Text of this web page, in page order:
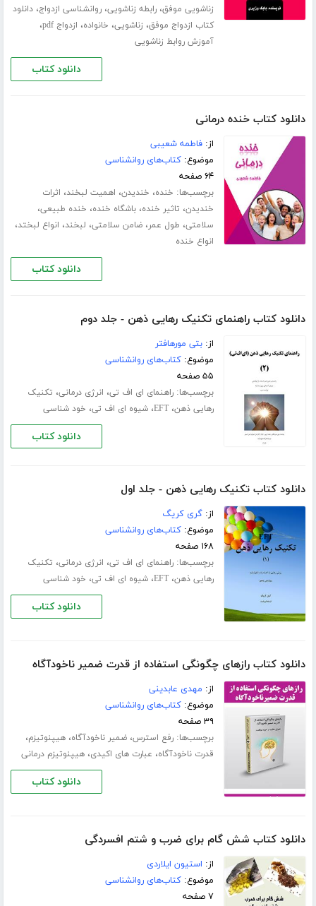
زناشویی موفق،رابطه زناشویی،روانشناسی ازدواج،دانلود
کتاب ازدواج موفق، زناشویی، خانواده، ازدواج pdf ،
آموزش روابط زناشویی
دانلود کتاب
دانلود کتاب خنده درمانی
از:فاطمه شعیبی
موضوع:کتاب‌های روانشناسی
۶۴ صفحه
برچسب‌ها: خنده، خندیدن، اهمیت لبخند، اثرات
خندیدن، تاثیر خنده،باشگاه خنده، خنده طبیعی،
سلامتی، طول عمر،ضامن سلامتی، لبخند، انواع لبختد،
انواع خنده
دانلود کتاب
دانلود کتاب راهنمای تکنیک رهایی ذهن - جلد دوم
از:بتی مورهافتر
موضوع:کتاب‌های روانشناسی
۵۵ صفحه
برچسب‌ها:راهنمای ای اف تی، انرژی درمانی، تکنیک
رهایی ذهن،EFT،شیوه ای اف تی، خود شناسی
دانلود کتاب
دانلود کتاب تکنیک رهایی ذهن - جلد اول
از:گری کریگ
موضوع:کتاب‌های روانشناسی
۱۶۸ صفحه
برچسب‌ها:راهنمای ای اف تی، انرژی درمانی، تکنیک
رهایی ذهن،EFT،شیوه ای اف تی، خود شناسی
دانلود کتاب
دانلود کتاب رازهای چگونگی استفاده از قدرت ضمیر ناخودآگاه
از: مهدی عابدینی
موضوع:کتاب‌های روانشناسی
۳۹ صفحه
برچسب‌ها:رفع استرس،ضمیر ناخودآگاه،هیپنوتیزم،
قدرت ناخودآگاه، عبارت های اکیدی،هیپنوتیزم درمانی
دانلود کتاب
دانلود کتاب شش گام برای ضرب و شتم افسردگی
از: استیون ایلاردی
موضوع:کتاب‌های روانشناسی
۷ صفحه